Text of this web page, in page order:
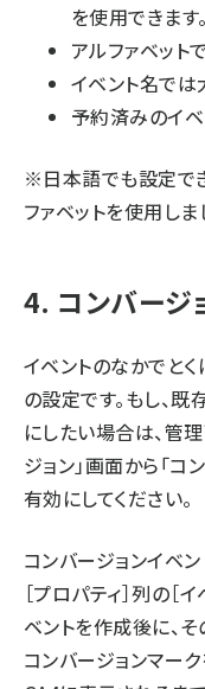
を使用できます。
アルファベット
イベント名で
予約済みのイベ
※日本語でも設定で
ファベットを使用しま
4. コンバージ
イベントのなかでと
の設定です。もし、
にしたい場合は、管
ジョン」画面から「コ
有効にしてください。
コンバージョンイベ
［プロパティ］列の［
ベントを作成後に、
コンバージョンマー